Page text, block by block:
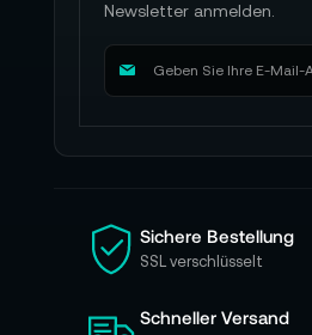
Newsletter anmelden.
M
d
i
e
s
c
Sichere Bestellung
SSL verschlüsselt
Schneller Versand